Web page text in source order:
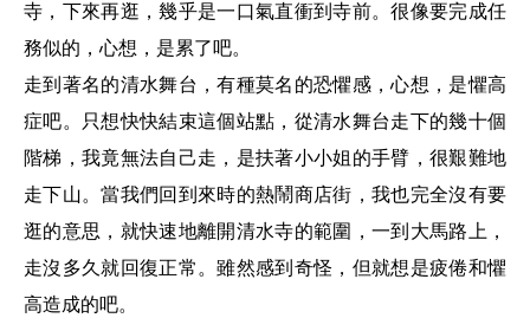
寺，下來再逛，幾乎是一口氣直衝到寺前。很像要完成任
務似的，心想，是累了吧。
走到著名的清水舞台，有種莫名的恐懼感，心想，是懼高
症吧。只想快快結束這個站點，從清水舞台走下的幾十個
階梯，我竟無法自己走，是扶著小小姐的手臂，很艱難地
走下山。當我們回到來時的熱鬧商店街，我也完全沒有要
逛的意思，就快速地離開清水寺的範圍，一到大馬路上，
走沒多久就回復正常。雖然感到奇怪，但就想是疲倦和懼
高造成的吧。